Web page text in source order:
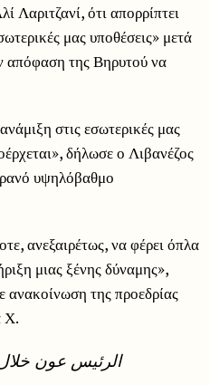
Λαριτζανί, ότι απορρίπτει
μας υποθέσεις» μετά
απόφαση της Βηρυτού να
στις εσωτερικές μας
δήλωσε ο Λιβανέζος
υψηλόβαθμο
ανεξαιρέτως, να φέρει όπλα
μιας ξένης δύναμης»,
της προεδρίας
Χ.
الرئيس عون خلال